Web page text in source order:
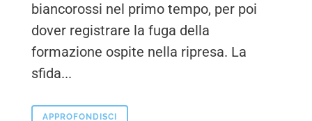
biancorossi nel primo tempo, per poi
dover registrare la fuga della
formazione ospite nella ripresa. La
sfida...
APPROFONDISCI